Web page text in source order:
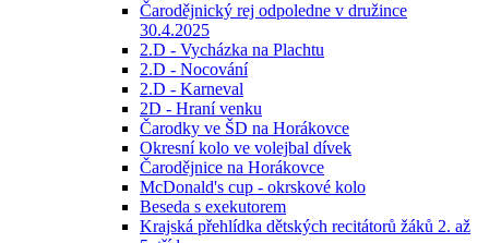
Čarodějnický rej odpoledne v družince
30.4.2025
2.D - Vycházka na Plachtu
2.D - Nocování
2.D - Karneval
2D - Hraní venku
Čarodky ve ŠD na Horákovce
Okresní kolo ve volejbal dívek
Čarodějnice na Horákovce
McDonald's cup - okrskové kolo
Beseda s exekutorem
Krajská přehlídka dětských recitátorů žáků 2. až